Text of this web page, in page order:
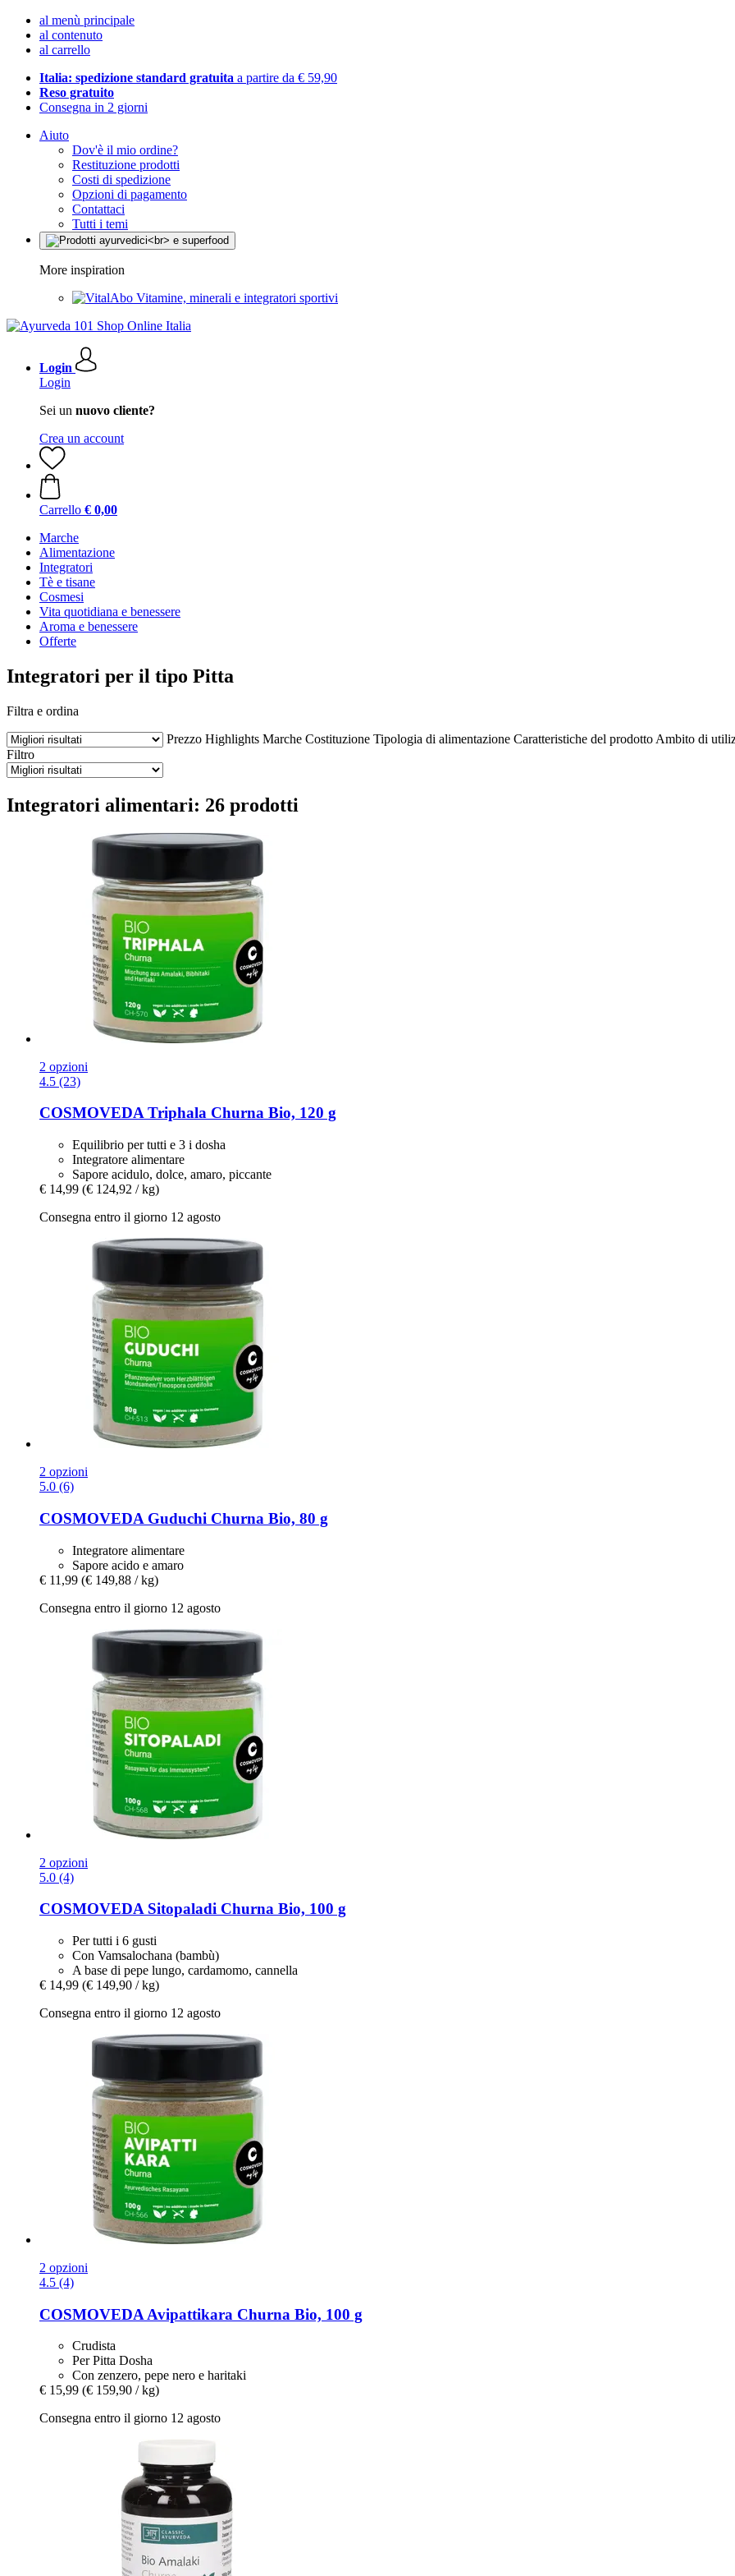
al menù principale
al contenuto
al carrello
Italia: spedizione standard gratuita a partire da € 59,90
Reso gratuito
Consegna in 2 giorni
Aiuto
Dov'è il mio ordine?
Restituzione prodotti
Costi di spedizione
Opzioni di pagamento
Contattaci
Tutti i temi
More inspiration
Vitamine, minerali e integratori sportivi
Login
Login
Sei un nuovo cliente?
Crea un account
Carrello € 0,00
Marche
Alimentazione
Integratori
Tè e tisane
Cosmesi
Vita quotidiana e benessere
Aroma e benessere
Offerte
Integratori per il tipo Pitta
Filtra e ordina
Prezzo Highlights Marche Costituzione Tipologia di alimentazione Caratteristiche del prodotto Ambito di
Filtro
Integratori alimentari: 26 prodotti
2 opzioni
4.5 (23)
COSMOVEDATriphala Churna Bio, 120 g
Equilibrio per tutti e 3 i dosha
Integratore alimentare
Sapore acidulo, dolce, amaro, piccante
€ 14,99 (€ 124,92 / kg)
Consegna entro il giorno 12 agosto
2 opzioni
5.0 (6)
COSMOVEDA Guduchi Churna Bio, 80 g
Integratore alimentare
Sapore acido e amaro
€ 11,99 (€ 149,88 / kg)
Consegna entro il giorno 12 agosto
2 opzioni
5.0 (4)
COSMOVEDASitopaladi Churna Bio, 100 g
Per tutti i 6 gusti
Con Vamsalochana (bambù)
A base di pepe lungo, cardamomo, cannella
€ 14,99 (€ 149,90 / kg)
Consegna entro il giorno 12 agosto
2 opzioni
4.5 (4)
COSMOVEDA Avipattikara Churna Bio, 100 g
Crudista
Per Pitta Dosha
Con zenzero, pepe nero e haritaki
€ 15,99 (€ 159,90 / kg)
Consegna entro il giorno 12 agosto